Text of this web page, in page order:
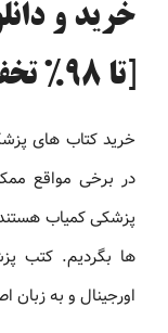
[تا 98% تخفیف]
خرید کتاب های
در برخی مواقع
پزشکی کمیاب
ها بگردیم. کتب
اورجینال و به